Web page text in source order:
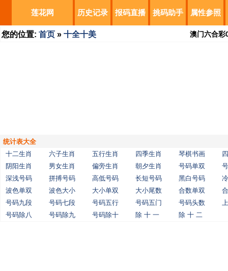
莲花网 历史记录 报码直播 挑码助手 属性参照
您的位置: 首页 » 十全十美 澳门六合彩
统计表大全
十二生肖
六子生肖 五行生肖 四季生肖 琴棋书画
阴阳生肖
男女生肖 偏旁生肖 朝夕生肖 号码单双
深浅号码
拼搏号码 高低号码 长短号码 黑白号码
波色单双
波色大小 大小单双 大小尾数 合数单双
号码九段
号码七段 号码五行 号码五门 号码头数
号码除八
号码除九 号码除十 除 十 一 除 十 二